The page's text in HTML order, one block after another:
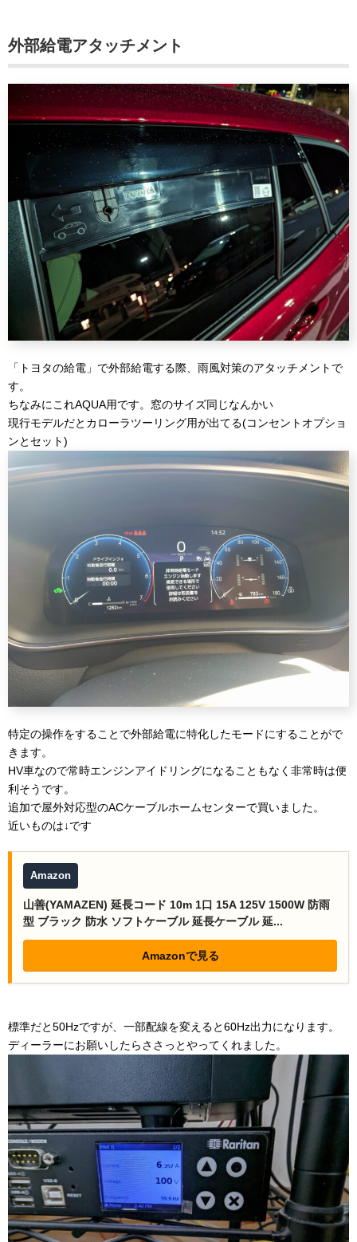
外部給電アタッチメント
「トヨタの給電」で外部給電する際、雨風対策のアタッチメントで
す。
ちなみにこれAQUA用です。窓のサイズ同じなんかい
現行モデルだとカローラツーリング用が出てる(コンセントオプショ
ンとセット)
特定の操作をすることで外部給電に特化したモードにすることがで
きます。
HV車なので常時エンジンアイドリングになることもなく非常時は便
利そうです。
追加で屋外対応型のACケーブルホームセンターで買いました。
近いものは↓です
Amazon
山善(YAMAZEN) 延長コード 10m 1口 15A 125V 1500W 防雨
型 ブラック 防水 ソフトケーブル 延長ケーブル 延...
Amazonで見る
標準だと50Hzですが、一部配線を変えると60Hz出力になります。
ディーラーにお願いしたらささっとやってくれました。